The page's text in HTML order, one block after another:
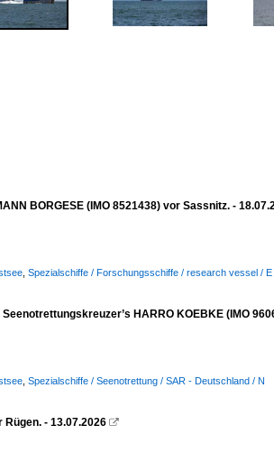
BORGESE (IMO 8521438) vor Sassnitz. -
Spezialschiffe / Forschungsschiffe / research vessel / E
Seenotrettungskreuzer’s HARRO KOEBKE (IMO
Spezialschiffe / Seenotrettung / SAR - Deutschland / N
Rügen. - 13.07.2026 